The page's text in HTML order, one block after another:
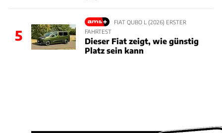
5
FIAT QUBO L (2026) ERSTER
FAHRTEST
Dieser Fiat zeigt, wie günstig
Platz sein kann